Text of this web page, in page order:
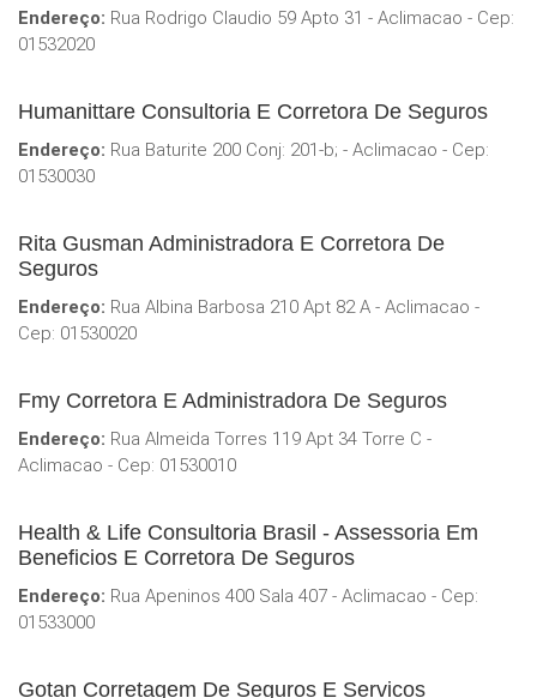
Endereço: Rua Rodrigo Claudio 59 Apto 31 - Aclimacao - Cep:
01532020
Humanittare Consultoria E Corretora De Seguros
Endereço: Rua Baturite 200 Conj: 201-b; - Aclimacao - Cep:
01530030
Rita Gusman Administradora E Corretora De
Seguros
Endereço: Rua Albina Barbosa 210 Apt 82 A - Aclimacao -
Cep: 01530020
Fmy Corretora E Administradora De Seguros
Endereço: Rua Almeida Torres 119 Apt 34 Torre C -
Aclimacao - Cep: 01530010
Health & Life Consultoria Brasil - Assessoria Em
Beneficios E Corretora De Seguros
Endereço: Rua Apeninos 400 Sala 407 - Aclimacao - Cep:
01533000
Gotan Corretagem De Seguros E Servicos